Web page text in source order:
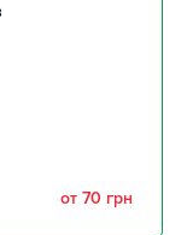
от 70 грн